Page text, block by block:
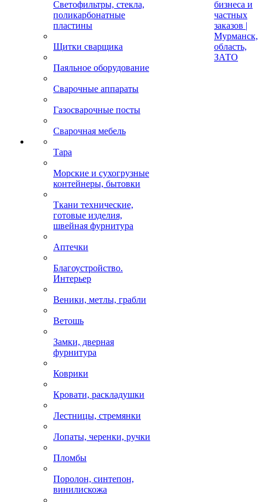
Светофильтры, стекла,
поликарбонатные
пластины
Щитки сварщика
Паяльное оборудование
Сварочные аппараты
Газосварочные посты
Сварочная мебель
Тара
Морские и сухогрузные
контейнеры, бытовки
Ткани технические,
готовые изделия,
швейная фурнитура
Аптечки
Благоустройство.
Интерьер
Веники, метлы, грабли
Ветошь
Замки, дверная
фурнитура
Коврики
Кровати, раскладушки
Лестницы, стремянки
Лопаты, черенки, ручки
Пломбы
Поролон, синтепон,
винилискожа
бизнеса и
частных
заказов |
Мурманск,
область,
ЗАТО